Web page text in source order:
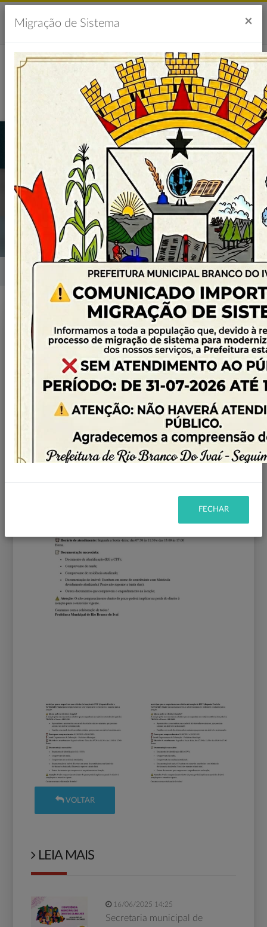
ISENÇÃO IPTU
Notícias
Publicado em: 25/08/2025 10:40
VOLTAR
LEIA MAIS
16/06/2025 14:25
Secretaria municipal de
Migração de Sistema ×
FECHAR